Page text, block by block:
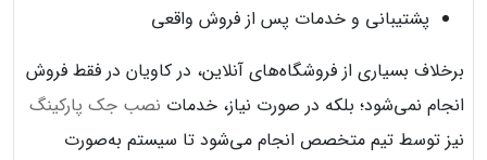
پشتیبانی و خدمات پس از فروش واقعی
برخلاف بسیاری از فروشگاه‌های آنلاین، در کاویان در فقط فروش
انجام نمی‌شود؛ بلکه در صورت نیاز، خدمات نصب جک پارکینگ
نیز توسط تیم متخصص انجام می‌شود تا سیستم به‌صورت